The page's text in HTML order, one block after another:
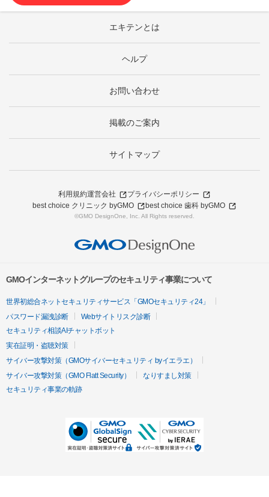
エキテンとは
ヘルプ
お問い合わせ
掲載のご案内
サイトマップ
利用規約運営会社
プライバシーポリシー
best choice クリニック byGMO
best choice 歯科 byGMO
©GMO DesignOne, Inc. All Rights reserved.
GMOインターネットグループのセキュリティ事業について
世界初総合ネットセキュリティサービス「GMOセキュリティ24」
パスワード漏洩診断
Webサイトリスク診断
セキュリティ相談AIチャットボット
実在証明・盗聴対策
サイバー攻撃対策（GMOサイバーセキュリティ byイエラエ）
サイバー攻撃対策（GMO Flatt Security）
なりすまし対策
セキュリティ事業の軌跡